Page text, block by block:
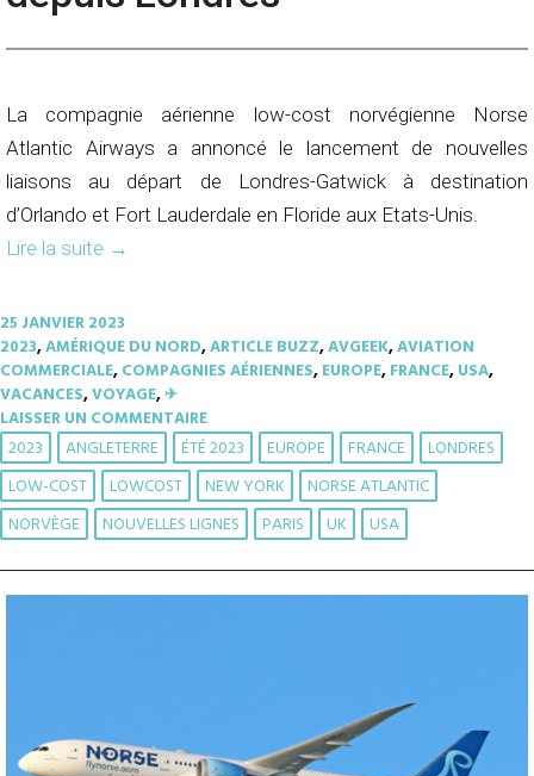
La compagnie aérienne low-cost norvégienne Norse
Atlantic Airways a annoncé le lancement de nouvelles
liaisons au départ de Londres-Gatwick à destination
d’Orlando et Fort Lauderdale en Floride aux Etats-Unis.
Lire la suite →
25 JANVIER 2023
2023,AMÉRIQUE DU NORD,ARTICLE BUZZ,AVGEEK,AVIATION
COMMERCIALE,COMPAGNIES AÉRIENNES,EUROPE,FRANCE,USA,
VACANCES,VOYAGE,✈︎
LAISSER UN COMMENTAIRE
2023 ANGLETERRE ÉTÉ 2023 EUROPE FRANCE
LONDRES
LOW-COST
LOWCOST NEW YORK
NORSE ATLANTIC
NORVÈGE
NOUVELLES LIGNES PARIS UK USA